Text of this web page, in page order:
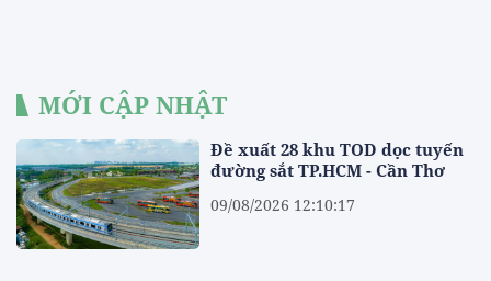
MỚI CẬP NHẬT
Đề xuất 28 khu TOD dọc tuyến
đường sắt TP.HCM - Cần Thơ
09/08/2026 12:10:17